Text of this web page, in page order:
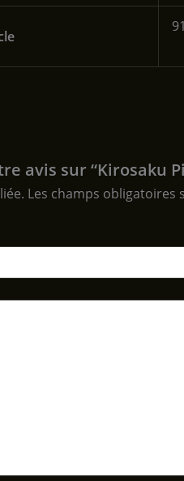
avis sur “Kirosaku
Les champs obligatoires